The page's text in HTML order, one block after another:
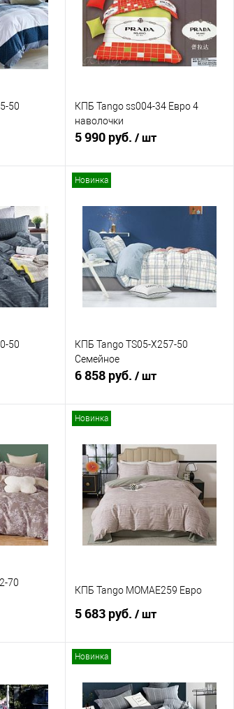
В наличии
В избранное
В наличии
50
Сравнение
В наличии
КПБ Tango ss004-34 Евро 4
наволочки
5 990 руб. / шт
Купить в 1 клик
В избранное
В наличии
50
Сравнение
В наличии
Новинка
КПБ Tango TS05-X257-50
Семейное
6 858 руб. / шт
Купить в 1 клик
Сравнение
В избранное
В наличии
70
Новинка
КПБ Tango MOMAE259 Евро
5 683 руб. / шт
Новинка